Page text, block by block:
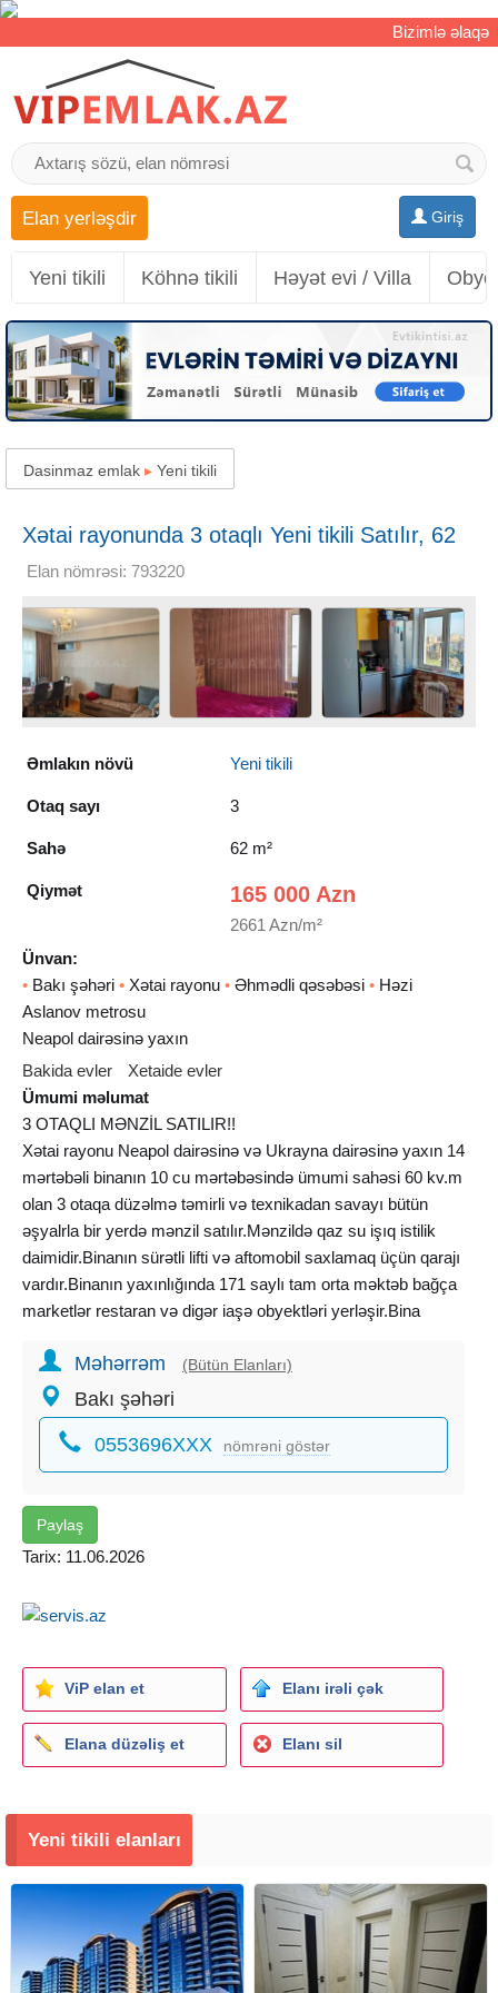
Bizimlə əlaqə
Giriş
Elan yerləşdir
Yeni tikili Köhnə tikili Həyət evi / Villa
Dasinmaz emlak ▸ Yeni tikili
Xətai rayonunda 3 otaqlı Yeni tikili Satılır, 62
m²
Elan nömrəsi: 793220
Əmlakın növü Yeni tikili
Otaq sayı 3
Sahə 62 m²
Qiymət 165 000 Azn
2661 Azn/m²
Ünvan:
• Bakı şəhəri • Xətai rayonu • Əhmədli qəsəbəsi • Həzi
Aslanov metrosu
Neapol dairəsinə yaxın
Bakida evler
Xetaide evler
Ümumi məlumat
3 OTAQLI MƏNZİL SATILIR!!
Xətai rayonu Neapol dairəsinə və Ukrayna dairəsinə yaxın 14
mərtəbəli binanın 10 cu mərtəbəsində ümumi sahəsi 60 kv.m
olan 3 otaqa düzəlmə təmirli və texnikadan savayı bütün
əşyalrla bir yerdə mənzil satılır.Mənzildə qaz su işıq istilik
daimidir.Binanın sürətli lifti və aftomobil saxlamaq üçün qarajı
vardır.Binanın yaxınlığında 171 saylı tam orta məktəb bağça
marketlər restaran və digər iaşə obyektləri yerləşir.Bina
Aslanov metrosuna hərəkətdən aslı olaraq piyada 20
dəqiqədən az məsafə olar.Mənzilin sənədi
qaydasındadır.Kupça var.İpotekaya yararlıdır.
OFİSİN XİDMƏT HAQQI-1%.
Məhərrəm (Bütün Elanları)
Bakı şəhəri
0553696XXX nömrəni göstər
Paylaş
Tarix: 11.06.2026
ViP elan et Elanı irəli çək
Elana düzəliş et Elanı sil
Yeni tikili elanları